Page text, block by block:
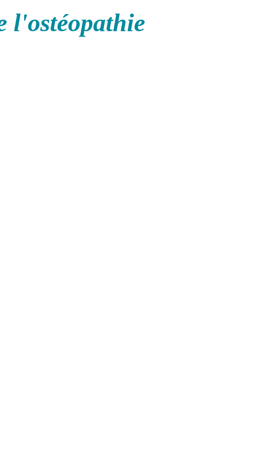
l'ostéopathie